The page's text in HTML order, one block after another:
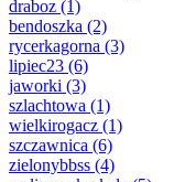
draboz (1)
bendoszka (2)
rycerkagorna (3)
lipiec23 (6)
jaworki (3)
szlachtowa (1)
wielkirogacz (1)
szczawnica (6)
zielonybbss (4)